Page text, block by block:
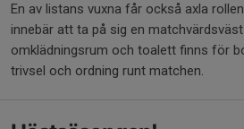
En av listans vuxna får också axla
innebär att ta på sig en
omklädningsrum och toalett finns för
trivsel och ordning runt matchen.